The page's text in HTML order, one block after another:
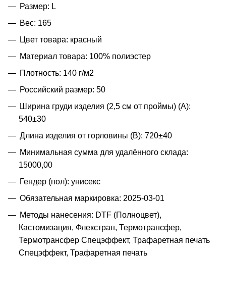
Размер: L
Вес: 165
Цвет товара: красный
Материал товара: 100% полиэстер
Плотность: 140 г/м2
Российский размер: 50
Ширина груди изделия (2,5 см от проймы) (A):
540±30
Длина изделия от горловины (B): 720±40
Минимальная сумма для удалённого склада:
15000,00
Гендер (пол): унисекс
Обязательная маркировка: 2025-03-01
Методы нанесения: DTF (Полноцвет),
Кастомизация, Флекстран, Термотрансфер,
Термотрансфер Спецэффект, Трафаретная печать
Спецэффект, Трафаретная печать